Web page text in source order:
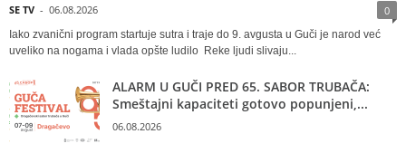
SE TV - 06.08.2026 0
Iako zvanični program startuje sutra i traje do 9. avgusta u Guči je narod već
uveliko na nogama i vlada opšte ludilo Reke ljudi slivaju...
ALARM U GUČI PRED 65. SABOR TRUBAČA:
Smeštajni kapaciteti gotovo popunjeni,...
06.08.2026